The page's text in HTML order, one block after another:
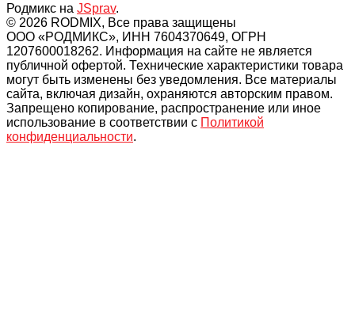
Родмикс на JSprav.
© 2026 RODMIX, Все права защищены
ООО «РОДМИКС», ИНН 7604370649, ОГРН
1207600018262. Информация на сайте не является
публичной офертой. Технические характеристики товара
могут быть изменены без уведомления. Все материалы
сайта, включая дизайн, охраняются авторским правом.
Запрещено копирование, распространение или иное
использование в соответствии с Политикой
конфиденциальности.